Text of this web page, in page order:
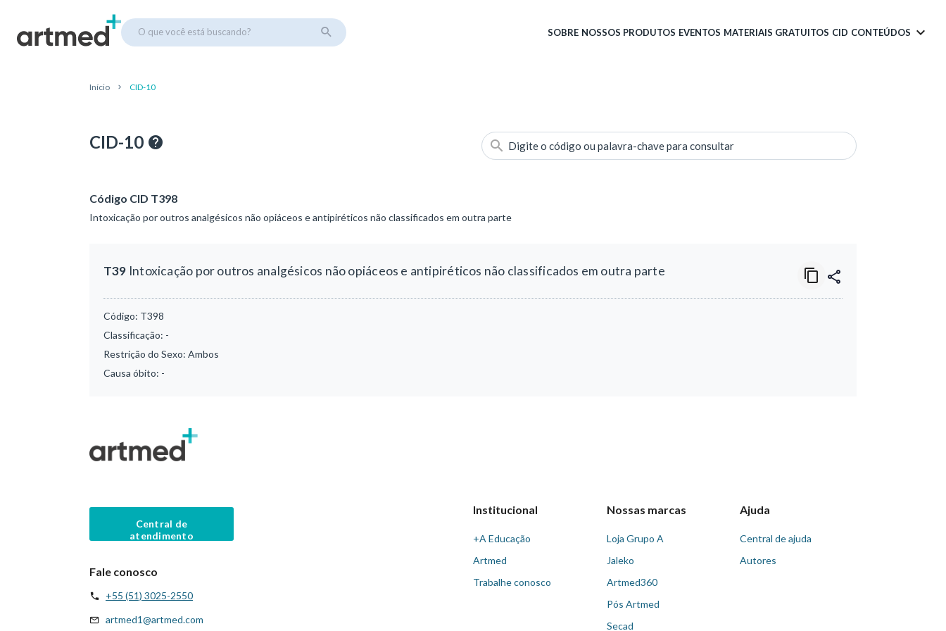
O que você está buscando? SOBRE NOSSOS PRODUTOS EVENTOS MATERIAIS GRATUITOS CID CONTEÚDOS
Início CID-10
CID-10 Digite o código ou palavra-chave para consultar
Código CID T398
Intoxicação por outros analgésicos não opiáceos e antipiréticos não classificados em outra parte
T39 Intoxicação por outros analgésicos não opiáceos e antipiréticos não classificados em outra parte
Código: T398
Classificação: -
Restrição do Sexo: Ambos
Causa óbito: -
Central de
atendimento
Fale conosco
+55 (51) 3025-2550
artmed1@artmed.com
Institucional
+A Educação
Artmed
Trabalhe conosco
Nossas marcas
Loja Grupo A
Jaleko
Artmed360
Pós Artmed
Secad
Ajuda
Central de ajuda
Autores